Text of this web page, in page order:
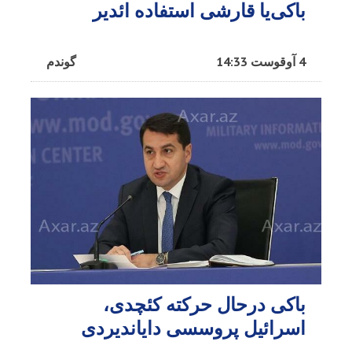
باکی‌یا قارشی استفاده ائدیر
گوندم 4 آوقوست 14:33
باکی درحال حرکته کئچدی،
اسرائیل پروسسی دایاندیردی